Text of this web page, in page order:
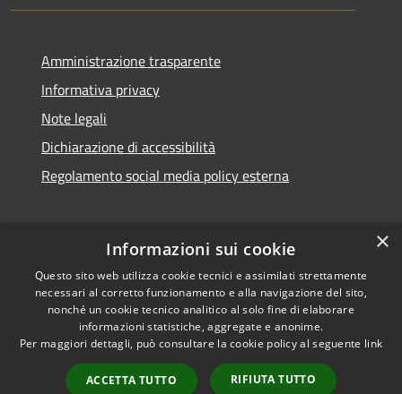
Amministrazione trasparente
Informativa privacy
Note legali
Dichiarazione di accessibilità
Regolamento social media policy esterna
RSS
Accessibilità
Cookie
Mappa del sito
Copyright © 2026 • Comune di
Santa Teresa Gallura •
Powered byMunicipium
Accesso redazione
×
Informazioni sui cookie
Questo sito web utilizza cookie tecnici e assimilati strettamente
necessari al corretto funzionamento e alla navigazione del sito,
nonché un cookie tecnico analitico al solo fine di elaborare
informazioni statistiche, aggregate e anonime.
Per maggiori dettagli, può consultare la cookie policy al seguente link
ACCETTA TUTTO RIFIUTA TUTTO